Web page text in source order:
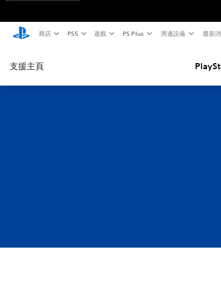
商店 PS5 遊戲 PS Plus 周邊設備 最新
支援主頁